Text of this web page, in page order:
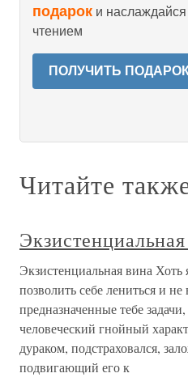
подарок и
чтением
ПОЛУЧИТЬ
Читайте
Экзистенциальная вина
позволить себе лениться и
предназначенные тебе
человеческий гнойный
дураком, подстраховался,
подвигающий его к